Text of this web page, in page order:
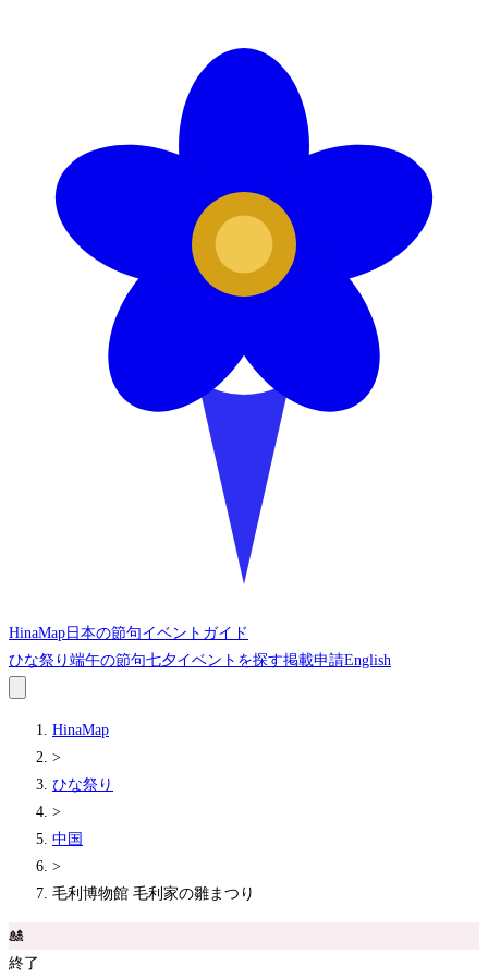
HinaMap 日本の節句イベントガイド
ひな祭り 端午の節句七夕イベントを探す掲載申請English
HinaMap
>
ひな祭り
>
中国
>
毛利博物館 毛利家の雛まつり
🎎
終了